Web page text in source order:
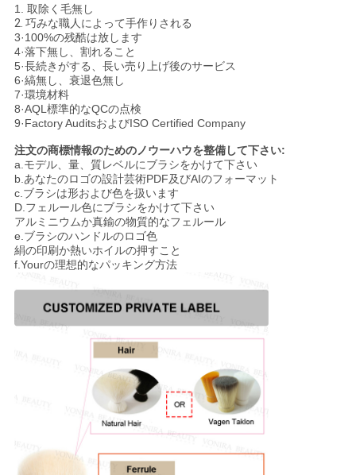
1. 取除く毛無し
2. 巧みな職人によって手作りされる
3·100%の残酷は放します
4·落下無し、割れること
5·長続きがする、長い売り上げ後のサービス
6·縞無し、衰退色無し
7·環境材料
8·AQL標準的なQCの点検
9·Factory AuditsおよびISO Certified Company
注文の商標情報のためのノウーハウを整備して下さい:
a.モデル、量、質レベルにブラシをかけて下さい
b.あなたのロゴの設計芸術PDF及びAIのフォーマット
c.ブラシは形および色を扱います
D.フェルール色にブラシをかけて下さい
アルミニウムか真鍮の物質的なフェルール
e.ブラシのハンドルのロゴ色
絹の印刷か熱いホイルの押すこと
f.Yourの理想的なパッキング方法